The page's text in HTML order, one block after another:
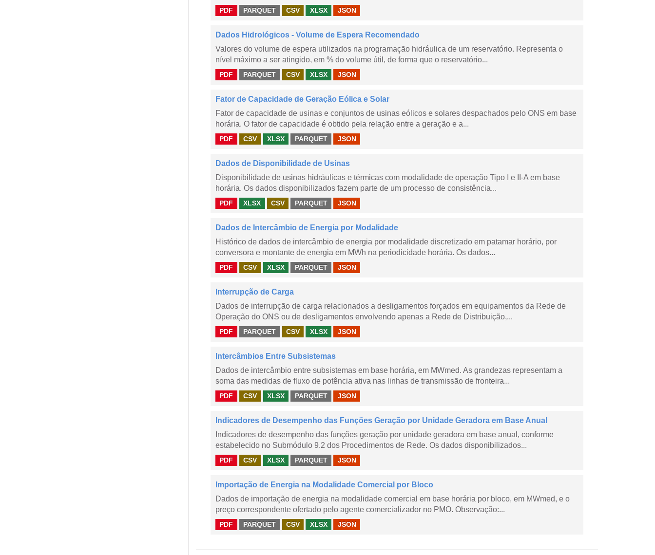
PDF PARQUET CSV XLSX JSON
Dados Hidrológicos - Volume de Espera Recomendado
Valores do volume de espera utilizados na programação hidráulica de um reservatório. Representa o
nível máximo a ser atingido, em % do volume útil, de forma que o reservatório...
PDF PARQUET CSV XLSX JSON
Fator de Capacidade de Geração Eólica e Solar
Fator de capacidade de usinas e conjuntos de usinas eólicos e solares despachados pelo ONS em base
horária. O fator de capacidade é obtido pela relação entre a geração e a...
PDF CSV XLSX PARQUET JSON
Dados de Disponibilidade de Usinas
Disponibilidade de usinas hidráulicas e térmicas com modalidade de operação Tipo I e II-A em base
horária. Os dados disponibilizados fazem parte de um processo de consistência...
PDF XLSX CSV PARQUET JSON
Dados de Intercâmbio de Energia por Modalidade
Histórico de dados de intercâmbio de energia por modalidade discretizado em patamar horário, por
conversora e montante de energia em MWh na periodicidade horária. Os dados...
PDF CSV XLSX PARQUET JSON
Interrupção de Carga
Dados de interrupção de carga relacionados a desligamentos forçados em equipamentos da Rede de
Operação do ONS ou de desligamentos envolvendo apenas a Rede de Distribuição,...
PDF PARQUET CSV XLSX JSON
Intercâmbios Entre Subsistemas
Dados de intercâmbio entre subsistemas em base horária, em MWmed. As grandezas representam a
soma das medidas de fluxo de potência ativa nas linhas de transmissão de fronteira...
PDF CSV XLSX PARQUET JSON
Indicadores de Desempenho das Funções Geração por Unidade Geradora em Base Anual
Indicadores de desempenho das funções geração por unidade geradora em base anual, conforme
estabelecido no Submódulo 9.2 dos Procedimentos de Rede. Os dados disponibilizados...
PDF CSV XLSX PARQUET JSON
Importação de Energia na Modalidade Comercial por Bloco
Dados de importação de energia na modalidade comercial em base horária por bloco, em MWmed, e o
preço correspondente ofertado pelo agente comercializador no PMO. Observação:...
PDF PARQUET CSV XLSX JSON